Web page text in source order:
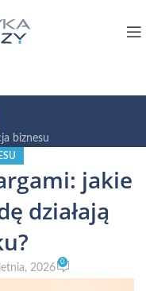
biznesu
jakie
działają
2026
0